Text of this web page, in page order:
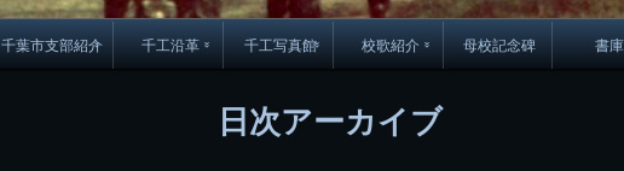
千葉市支部紹介 千工沿革
生実移転の歴史
千工写真館
歴代校長
校歌紹介
校歌
母校記念碑 書庫
日次アーカイブ